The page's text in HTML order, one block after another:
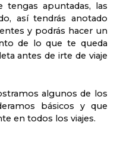
tengas apuntadas, las
así tendrás anotado
y podrás hacer un
de lo que te queda
antes de irte de viaje
algunos de los
básicos y que
en todos los viajes.